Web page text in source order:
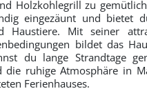
Holzkohlegrill zu
eingezäunt und bietet
Haustiere. Mit seiner
bildet das
du lange Strandtage
die ruhige Atmosphäre in
Ferienhauses.